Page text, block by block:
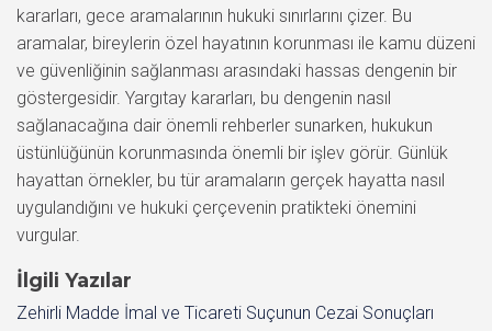
kararları, gece aramalarının hukuki sınırlarını çizer. Bu
aramalar, bireylerin özel hayatının korunması ile kamu düzeni
ve güvenliğinin sağlanması arasındaki hassas dengenin bir
göstergesidir. Yargıtay kararları, bu dengenin nasıl
sağlanacağına dair önemli rehberler sunarken, hukukun
üstünlüğünün korunmasında önemli bir işlev görür. Günlük
hayattan örnekler, bu tür aramaların gerçek hayatta nasıl
uygulandığını ve hukuki çerçevenin pratikteki önemini
vurgular.
İlgili Yazılar
Zehirli Madde İmal ve Ticareti Suçunun Cezai Sonuçları